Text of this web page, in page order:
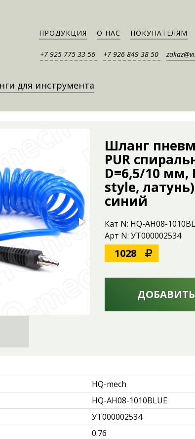
ПРОДУКЦИЯ О НАС ПОКУПАТЕЛЯМ
+7 925 775 33 56 +7 926 849 38 50
для инструмента
Шланг
PUR
D=6,5/10 мм,
style,
синий
Кат N: HQ-AH08-
Арт N: УТ000002534
1028
HQ-mech
HQ-AH08-1010BLUE
УТ000002534
0.76